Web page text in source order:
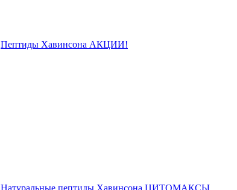
Пептиды Хавинсона АКЦИИ!
Натуральные пептиды Хавинсона ЦИТОМАКСЫ